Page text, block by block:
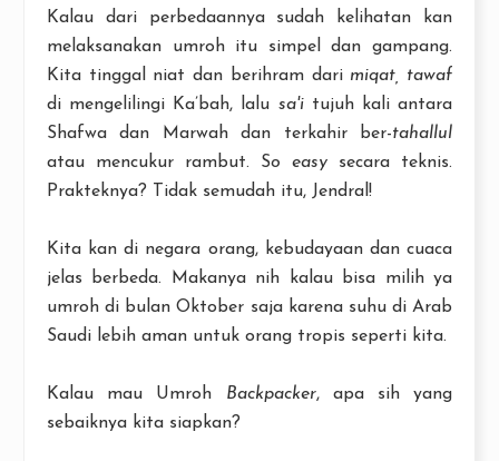
Kalau dari perbedaannya sudah kelihatan kan
melaksanakan umroh itu simpel dan gampang.
Kita tinggal niat dan berihram dari miqat, tawaf
di mengelilingi Ka’bah, lalu sa'itujuh kali antara
Shafwa dan Marwah dan terkahir ber-tahallul
atau mencukur rambut. So easy secara teknis.
Prakteknya? Tidak semudah itu, Jendral!
Kita kan di negara orang, kebudayaan dan cuaca
jelas berbeda. Makanya nih kalau bisa milih ya
umroh di bulan Oktober saja karena suhu di Arab
Saudi lebih aman untuk orang tropis seperti kita.
Kalau mau Umroh Backpacker, apa sih yang
sebaiknya kita siapkan?